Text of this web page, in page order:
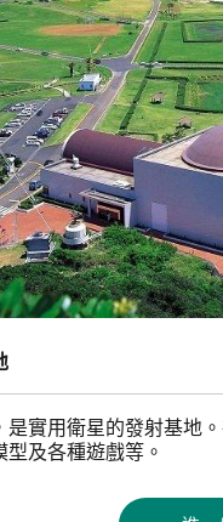
是實用衛星的發射基地
及各種遊戲等。